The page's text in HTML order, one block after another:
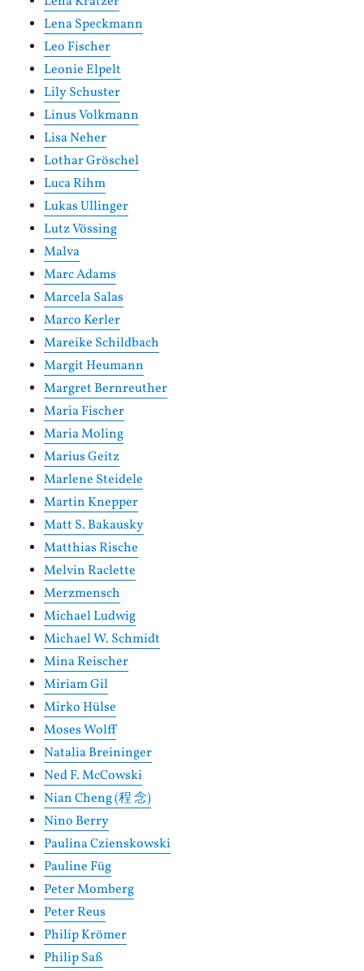
Lena Speckmann
Leo Fischer
Leonie Elpelt
Lily Schuster
Linus Volkmann
Lisa Neher
Lothar Gröschel
Luca Rihm
Lukas Ullinger
Lutz Vössing
Malva
Marc Adams
Marcela Salas
Marco Kerler
Mareike Schildbach
Margit Heumann
Margret Bernreuther
Maria Fischer
Maria Moling
Marius Geitz
Marlene Steidele
Martin Knepper
Matt S. Bakausky
Matthias Rische
Melvin Raclette
Merzmensch
Michael Ludwig
Michael W. Schmidt
Mina Reischer
Miriam Gil
Mirko Hülse
Moses Wolff
Natalia Breininger
Ned F. McCowski
Nian Cheng (程 念)
Nino Berry
Paulina Czienskowski
Pauline Füg
Peter Momberg
Peter Reus
Philip Krömer
Philip Saß